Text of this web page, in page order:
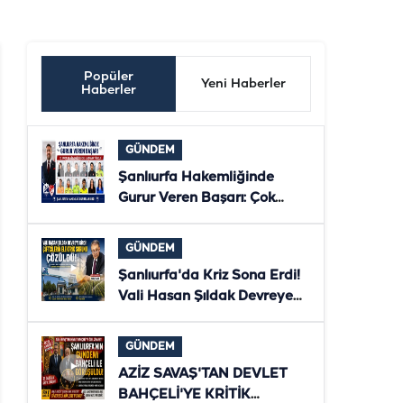
Popüler
Haberler
Yeni Haberler
GÜNDEM
Şanlıurfa Hakemliğinde
Gurur Veren Başarı: Çok
Bölgesel Klasmana Yükseldi
GÜNDEM
Şanlıurfa'da Kriz Sona Erdi!
Vali Hasan Şıldak Devreye
Yeniden Verildi
GÜNDEM
AZİZ SAVAŞ'TAN DEVLET
BAHÇELİ'YE KRİTİK